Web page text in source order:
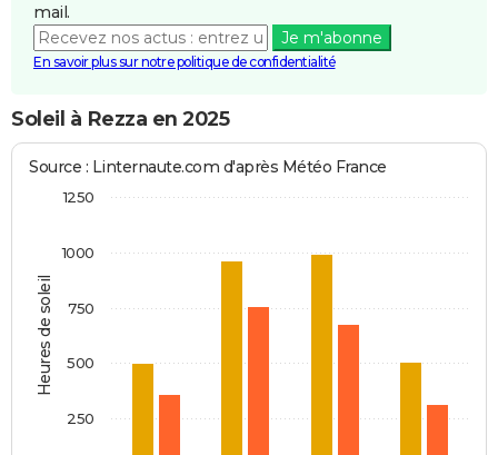
mail.
Je m'abonne
En savoir plus sur notre politique de confidentialité
Soleil à Rezza en 2025
Heures de soleil
Source : Linternaute.com d'après Météo France
250
500
750
1000
1250